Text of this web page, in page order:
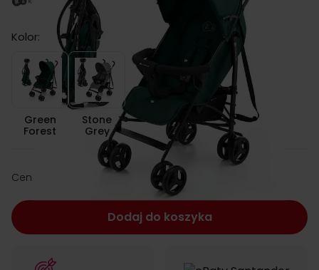
Kolor:
Green Forest
Green
Forest
Stone Grey
Stone
Grey
Cena: zł 299.00
Dodaj do koszyka